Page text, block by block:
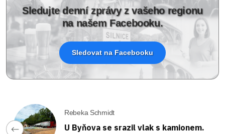
Sledujte denní zprávy z vašeho regionu
na našem Facebooku.
Sledovat na Facebooku
Rebeka Schmidt
U Byňova se srazil vlak s kamionem.